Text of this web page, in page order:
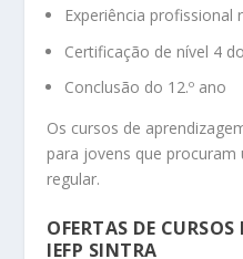
Experiência profissional
Certificação de nível 4
Conclusão do 12.º ano
Os cursos de
para jovens que
regular.
OFERTAS DE
IEFP SINTRA